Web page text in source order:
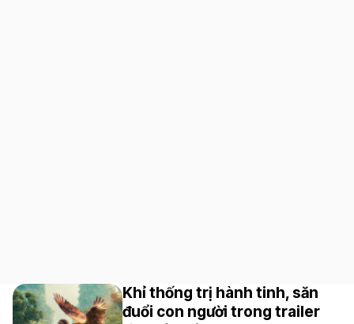
Khỉ thống trị hành tinh, săn
đuổi con người trong trailer